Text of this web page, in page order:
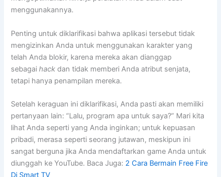
menggunakannya.
Penting untuk diklarifikasi bahwa aplikasi tersebut tidak
mengizinkan Anda untuk menggunakan karakter yang
telah Anda blokir, karena mereka akan dianggap
sebagaihackdan tidak memberi Anda atribut senjata,
tetapi hanya penampilan mereka.
Setelah keraguan ini diklarifikasi, Anda pasti akan memiliki
pertanyaan lain: “Lalu, program apa untuk saya?” Mari kita
lihat Anda seperti yang Anda inginkan; untuk kepuasan
pribadi, merasa seperti seorang jutawan, meskipun ini
sangat berguna jika Anda mendaftarkan game Anda untuk
diunggah ke YouTube. Baca Juga: 2 Cara Bermain Free Fire
Di Smart TV